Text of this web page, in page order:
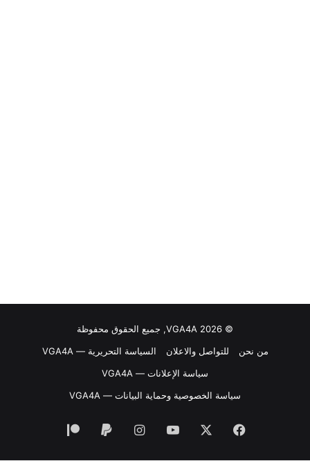
© VGA4A 2026, جميع الحقوق محفوظة
من نحن
للتواصل والاعلان
السياسة التحريرية — VGA4A
سياسة الإعلانات — VGA4A
سياسة الخصوصية وحماية البيانات — VGA4A
فيسبوك ‫YouTubeانستقرام
‏Paypal
‫Patreon